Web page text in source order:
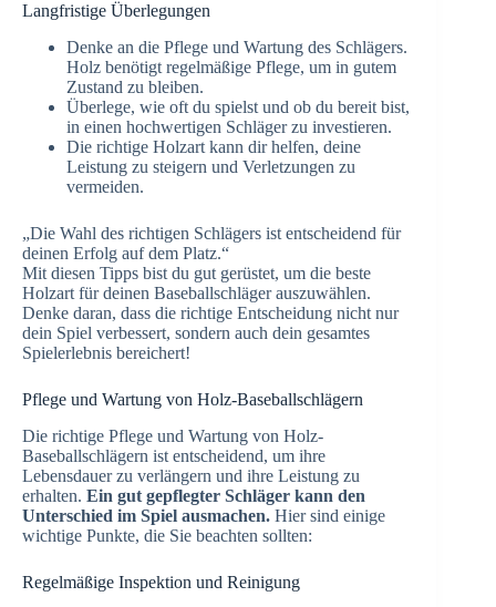
Langfristige Überlegungen
Denke an die Pflege und Wartung des Schlägers.
Holz benötigt regelmäßige Pflege, um in gutem
Zustand zu bleiben.
Überlege, wie oft du spielst und ob du bereit bist,
in einen hochwertigen Schläger zu investieren.
Die richtige Holzart kann dir helfen, deine
Leistung zu steigern und Verletzungen zu
vermeiden.
„Die Wahl des richtigen Schlägers ist entscheidend für
deinen Erfolg auf dem Platz.“
Mit diesen Tipps bist du gut gerüstet, um die beste
Holzart für deinen Baseballschläger auszuwählen.
Denke daran, dass die richtige Entscheidung nicht nur
dein Spiel verbessert, sondern auch dein gesamtes
Spielerlebnis bereichert!
Pflege und Wartung von Holz-Baseballschlägern
Die richtige Pflege und Wartung von Holz-
Baseballschlägern ist entscheidend, um ihre
Lebensdauer zu verlängern und ihre Leistung zu
erhalten. Ein gut gepflegter Schläger kann den
Unterschied im Spiel ausmachen. Hier sind einige
wichtige Punkte, die Sie beachten sollten:
Regelmäßige Inspektion und Reinigung